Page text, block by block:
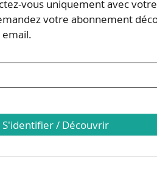
devra
vous uniquement avec
votre abonnement
email.
S'identifier / Découvrir